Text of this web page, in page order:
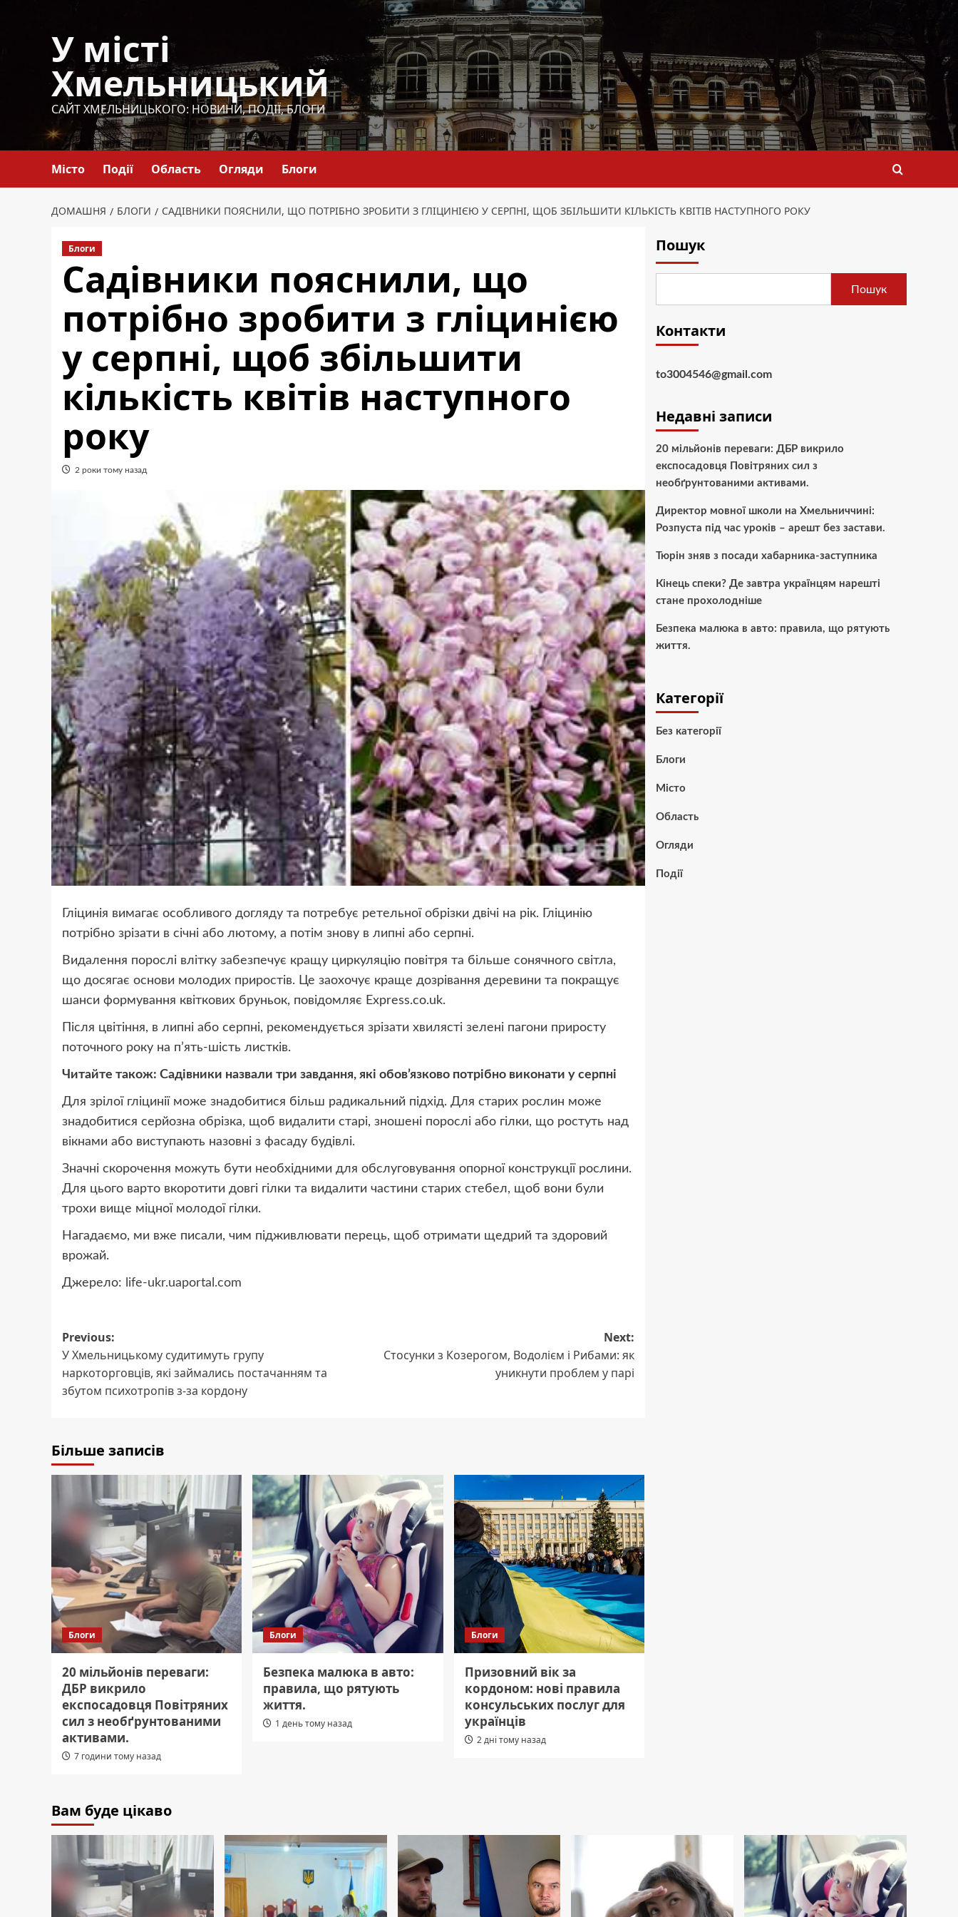
У місті
Хмельницький
САЙТ ХМЕЛЬНИЦЬКОГО: НОВИНИ, ПОДІЇ, БЛОГИ
Місто Події Область Огляди Блоги
ДОМАШНЯ БЛОГИ САДІВНИКИ ПОЯСНИЛИ, ЩО ПОТРІБНО ЗРОБИТИ З ГЛІЦИНІЄЮ У СЕРПНІ, ЩОБ ЗБІЛЬШИТИ КІЛЬКІСТЬ КВІТІВ НАСТУПНОГО РОКУ
Блоги
Садівники пояснили, що
потрібно зробити з гліцинією
у серпні, щоб збільшити
кількість квітів наступного
року
2 роки тому назад
Гліцинія вимагає особливого догляду та потребує ретельної обрізки двічі на рік. Гліцинію
потрібно зрізати в січні або лютому, а потім знову в липні або серпні.
Видалення порослі влітку забезпечує кращу циркуляцію повітря та більше сонячного світла,
що досягає основи молодих приростів. Це заохочує краще дозрівання деревини та покращує
шанси формування квіткових бруньок, повідомляє Express.co.uk.
Після цвітіння, в липні або серпні, рекомендується зрізати хвилясті зелені пагони приросту
поточного року на п’ять-шість листків.
Читайте також: Садівники назвали три завдання, які обов’язково потрібно виконати у серпні
Для зрілої гліцинії може знадобитися більш радикальний підхід. Для старих рослин може
знадобитися серйозна обрізка, щоб видалити старі, зношені порослі або гілки, що ростуть над
вікнами або виступають назовні з фасаду будівлі.
Значні скорочення можуть бути необхідними для обслуговування опорної конструкції рослини.
Для цього варто вкоротити довгі гілки та видалити частини старих стебел, щоб вони були
трохи вище міцної молодої гілки.
Нагадаємо, ми вже писали, чим підживлювати перець, щоб отримати щедрий та здоровий
врожай.
Джерело: life-ukr.uaportal.com
Post
navigation
Previous:
У Хмельницькому судитимуть групу
наркоторговців, які займались постачанням та
збутом психотропів з-за кордону
Next:
Стосунки з Козерогом, Водолієм і Рибами: як
уникнути проблем у парі
Більше записів
Блоги
20 мільйонів переваги:
ДБР викрило
експосадовця Повітряних
сил з необґрунтованими
активами.
7 години тому назад
Блоги
Безпека малюка в авто:
правила, що рятують
життя.
1 день тому назад
Блоги
Призовний вік за
кордоном: нові правила
консульських послуг для
українців
2 дні тому назад
Пошук
Пошук
Контакти
to3004546@gmail.com
Недавні записи
20 мільйонів переваги: ДБР викрило
експосадовця Повітряних сил з
необґрунтованими активами.
Директор мовної школи на Хмельниччині:
Розпуста під час уроків – арешт без застави.
Тюрін зняв з посади хабарника-заступника
Кінець спеки? Де завтра українцям нарешті
стане прохолодніше
Безпека малюка в авто: правила, що рятують
життя.
Категорії
Без категорії
Блоги
Місто
Область
Огляди
Події
Вам буде цікаво